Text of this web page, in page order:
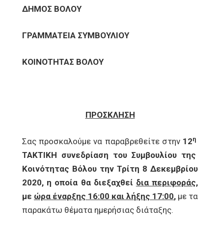
ΔΗΜΟΣ ΒΟΛΟΥ
ΓΡΑΜΜΑΤΕΙΑ ΣΥΜΒΟΥΛΙΟΥ
ΚΟΙΝΟΤΗΤΑΣ ΒΟΛΟΥ
ΠΡΟΣΚΛΗΣΗ
Σας προσκαλούμε να παραβρεθείτε στην 12η
ΤΑΚΤΙΚΗ συνεδρίαση του Συμβουλίου της
Κοινότητας Βόλου την Τρίτη 8 Δεκεμβρίου
2020, η οποία θα διεξαχθεί δια περιφοράς,
με ώρα έναρξης 16:00 και λήξης 17:00, με τα
παρακάτω θέματα ημερήσιας διάταξης.